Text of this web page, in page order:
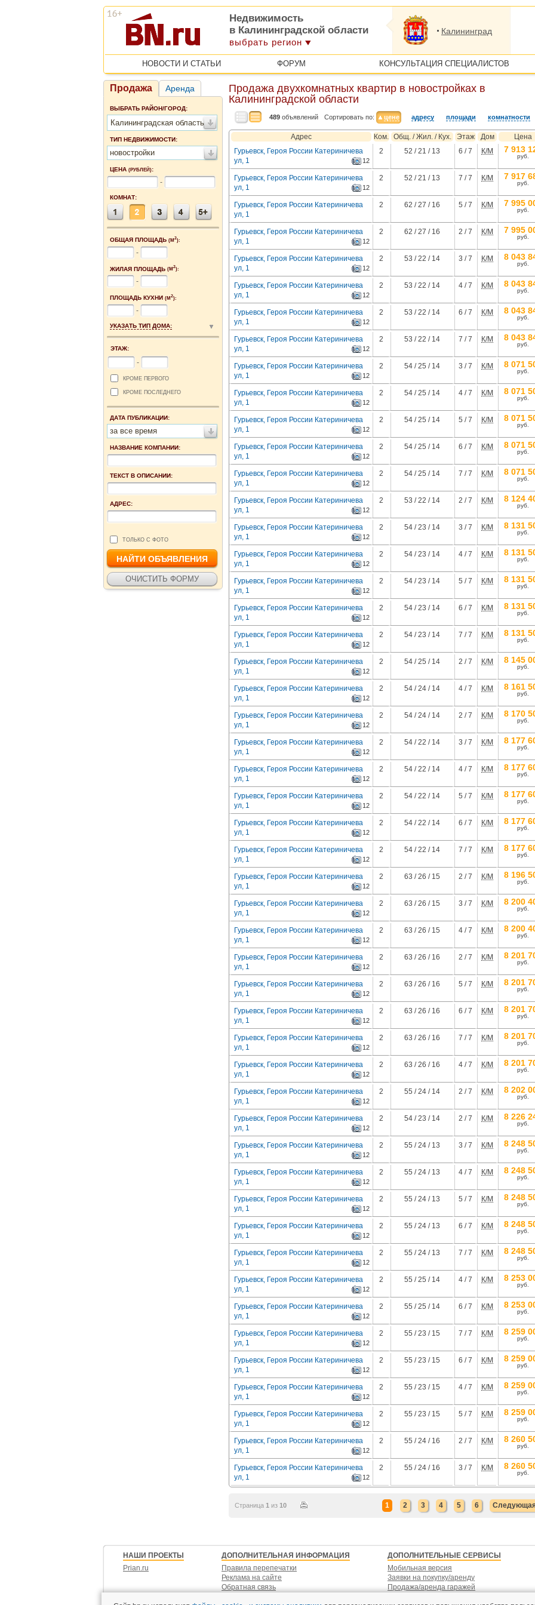
Недвижимость
в Калининградской области
выбрать регион
Калининград
НОВОСТИ И СТАТЬИ ФОРУМ КОНСУЛЬТАЦИЯ СПЕЦИАЛИСТОВ
Продажа Аренда
ВЫБРАТЬ РАЙОН/ГОРОД:
Калининградская область
ТИП НЕДВИЖИМОСТИ:
новостройки
ЦЕНА (РУБЛЕЙ):
-
КОМНАТ:
ОБЩАЯ ПЛОЩАДЬ (М2):
-
ЖИЛАЯ ПЛОЩАДЬ (М2):
-
ПЛОЩАДЬ КУХНИ (М2):
-
УКАЗАТЬ ТИП ДОМА:
ЭТАЖ:
-
КРОМЕ ПЕРВОГО
КРОМЕ ПОСЛЕДНЕГО
ДАТА ПУБЛИКАЦИИ:
за все время
НАЗВАНИЕ КОМПАНИИ:
ТЕКСТ В ОПИСАНИИ:
АДРЕС:
ТОЛЬКО С ФОТО
Продажа двухкомнатных квартир в новостройках в
Калининградской области
489 объявлений Сортировать по: цене адресу площади комнатности
Адрес Ком. Общ. / Жил. / Кух. Этаж Дом
Цена
Гурьевск, Героя России Катериничева
ул, 1
12
2 52 / 21 / 13 6 / 7 К/М 7 913
руб.
Гурьевск, Героя России Катериничева
ул, 1
12
2 52 / 21 / 13 7 / 7 К/М 7 917
руб.
Гурьевск, Героя России Катериничева
ул, 1
2 62 / 27 / 16 5 / 7 К/М 7 995
руб.
Гурьевск, Героя России Катериничева
ул, 1
12
2 62 / 27 / 16 2 / 7 К/М 7 995
руб.
Гурьевск, Героя России Катериничева
ул, 1
12
2 53 / 22 / 14 3 / 7 К/М 8 043
руб.
Гурьевск, Героя России Катериничева
ул, 1
12
2 53 / 22 / 14 4 / 7 К/М 8 043
руб.
Гурьевск, Героя России Катериничева
ул, 1
12
2 53 / 22 / 14 6 / 7 К/М 8 043
руб.
Гурьевск, Героя России Катериничева
ул, 1
12
2 53 / 22 / 14 7 / 7 К/М 8 043
руб.
Гурьевск, Героя России Катериничева
ул, 1
12
2 54 / 25 / 14 3 / 7 К/М 8 071
руб.
Гурьевск, Героя России Катериничева
ул, 1
12
2 54 / 25 / 14 4 / 7 К/М 8 071
руб.
Гурьевск, Героя России Катериничева
ул, 1
12
2 54 / 25 / 14 5 / 7 К/М 8 071
руб.
Гурьевск, Героя России Катериничева
ул, 1
12
2 54 / 25 / 14 6 / 7 К/М 8 071
руб.
Гурьевск, Героя России Катериничева
ул, 1
12
2 54 / 25 / 14 7 / 7 К/М 8 071
руб.
Гурьевск, Героя России Катериничева
ул, 1
12
2 53 / 22 / 14 2 / 7 К/М 8 124
руб.
Гурьевск, Героя России Катериничева
ул, 1
12
2 54 / 23 / 14 3 / 7 К/М 8 131
руб.
Гурьевск, Героя России Катериничева
ул, 1
12
2 54 / 23 / 14 4 / 7 К/М 8 131
руб.
Гурьевск, Героя России Катериничева
ул, 1
12
2 54 / 23 / 14 5 / 7 К/М 8 131
руб.
Гурьевск, Героя России Катериничева
ул, 1
12
2 54 / 23 / 14 6 / 7 К/М 8 131
руб.
Гурьевск, Героя России Катериничева
ул, 1
12
2 54 / 23 / 14 7 / 7 К/М 8 131
руб.
Гурьевск, Героя России Катериничева
ул, 1
12
2 54 / 25 / 14 2 / 7 К/М 8 145
руб.
Гурьевск, Героя России Катериничева
ул, 1
12
2 54 / 24 / 14 4 / 7 К/М 8 161
руб.
Гурьевск, Героя России Катериничева
ул, 1
12
2 54 / 24 / 14 2 / 7 К/М 8 170
руб.
Гурьевск, Героя России Катериничева
ул, 1
12
2 54 / 22 / 14 3 / 7 К/М 8 177
руб.
Гурьевск, Героя России Катериничева
ул, 1
12
2 54 / 22 / 14 4 / 7 К/М 8 177
руб.
Гурьевск, Героя России Катериничева
ул, 1
12
2 54 / 22 / 14 5 / 7 К/М 8 177
руб.
Гурьевск, Героя России Катериничева
ул, 1
12
2 54 / 22 / 14 6 / 7 К/М 8 177
руб.
Гурьевск, Героя России Катериничева
ул, 1
12
2 54 / 22 / 14 7 / 7 К/М 8 177
руб.
Гурьевск, Героя России Катериничева
ул, 1
12
2 63 / 26 / 15 2 / 7 К/М 8 196
руб.
Гурьевск, Героя России Катериничева
ул, 1
12
2 63 / 26 / 15 3 / 7 К/М 8 200
руб.
Гурьевск, Героя России Катериничева
ул, 1
12
2 63 / 26 / 15 4 / 7 К/М 8 200
руб.
Гурьевск, Героя России Катериничева
ул, 1
12
2 63 / 26 / 16 2 / 7 К/М 8 201
руб.
Гурьевск, Героя России Катериничева
ул, 1
12
2 63 / 26 / 16 5 / 7 К/М 8 201
руб.
Гурьевск, Героя России Катериничева
ул, 1
12
2 63 / 26 / 16 6 / 7 К/М 8 201
руб.
Гурьевск, Героя России Катериничева
ул, 1
12
2 63 / 26 / 16 7 / 7 К/М 8 201
руб.
Гурьевск, Героя России Катериничева
ул, 1
12
2 63 / 26 / 16 4 / 7 К/М 8 201
руб.
Гурьевск, Героя России Катериничева
ул, 1
12
2 55 / 24 / 14 2 / 7 К/М 8 202
руб.
Гурьевск, Героя России Катериничева
ул, 1
12
2 54 / 23 / 14 2 / 7 К/М 8 226
руб.
Гурьевск, Героя России Катериничева
ул, 1
12
2 55 / 24 / 13 3 / 7 К/М 8 248
руб.
Гурьевск, Героя России Катериничева
ул, 1
12
2 55 / 24 / 13 4 / 7 К/М 8 248
руб.
Гурьевск, Героя России Катериничева
ул, 1
12
2 55 / 24 / 13 5 / 7 К/М 8 248
руб.
Гурьевск, Героя России Катериничева
ул, 1
12
2 55 / 24 / 13 6 / 7 К/М 8 248
руб.
Гурьевск, Героя России Катериничева
ул, 1
12
2 55 / 24 / 13 7 / 7 К/М 8 248
руб.
Гурьевск, Героя России Катериничева
ул, 1
12
2 55 / 25 / 14 4 / 7 К/М 8 253
руб.
Гурьевск, Героя России Катериничева
ул, 1
12
2 55 / 25 / 14 6 / 7 К/М 8 253
руб.
Гурьевск, Героя России Катериничева
ул, 1
12
2 55 / 23 / 15 7 / 7 К/М 8 259
руб.
Гурьевск, Героя России Катериничева
ул, 1
12
2 55 / 23 / 15 6 / 7 К/М 8 259
руб.
Гурьевск, Героя России Катериничева
ул, 1
12
2 55 / 23 / 15 4 / 7 К/М 8 259
руб.
Гурьевск, Героя России Катериничева
ул, 1
12
2 55 / 23 / 15 5 / 7 К/М 8 259
руб.
Гурьевск, Героя России Катериничева
ул, 1
12
2 55 / 24 / 16 2 / 7 К/М 8 260
руб.
Гурьевск, Героя России Катериничева
ул, 1
12
2 55 / 24 / 16 3 / 7 К/М 8 260
руб.
Страница 1 из 10 1 2 3 4 5 6
НАШИ ПРОЕКТЫ
Prian.ru
ДОПОЛНИТЕЛЬНАЯ ИНФОРМАЦИЯ
Правила перепечатки
Реклама на сайте
Обратная связь
ДОПОЛНИТЕЛЬНЫЕ СЕРВИСЫ
Мобильная версия
Заявки на покупку/аренду
Продажа/аренда гаражей